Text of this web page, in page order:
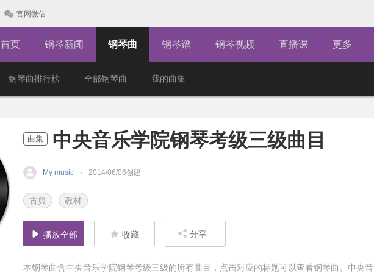
官网微信
首页 钢琴新闻 钢琴曲 钢琴谱 钢琴视频 直播课 更多
钢琴曲排行榜 全部钢琴曲 我的曲集
曲集 中央音乐学院钢琴考级三级曲目
My music 2014/06/06创建
古典 教材
播放全部 收藏 分享
本钢琴曲含中央音乐学院钢琴考级三级的所有曲目，点击对应的标题可以查看钢琴曲。中央音